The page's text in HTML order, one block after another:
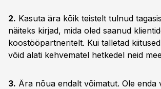
2. Kasuta ära kõik teistelt tulnud
näiteks kirjad, mida oled saanud
koostööpartneritelt. Kui talletad
võid alati kehvematel hetkedel neid
3. Ära nõua endalt võimatut. Ole enda